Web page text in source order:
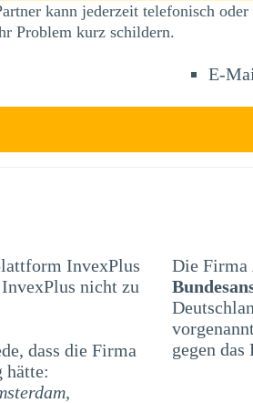
kann jederzeit telefonisch
Problem kurz schildern.
E-
InvexPlus
dass die Firma
hätte:
Die Firma
gegen